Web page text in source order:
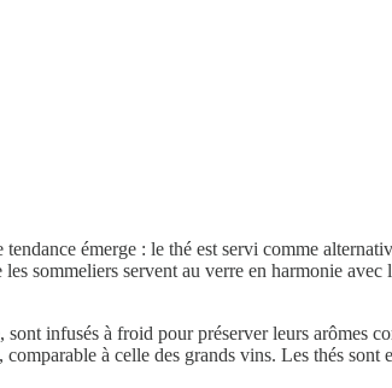
émerge : le thé est servi comme
sommeliers servent au verre en harmonie
infusés à froid pour préserver leurs
à celle des grands vins. Les thés